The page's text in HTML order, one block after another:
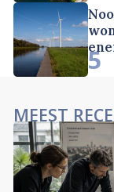
5
MEEST